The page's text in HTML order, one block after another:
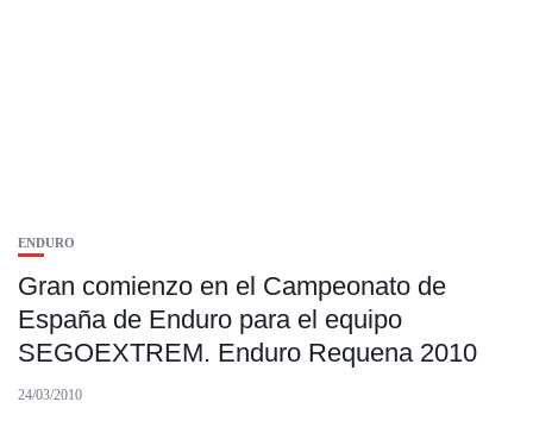
ENDURO
Gran comienzo en el Campeonato de
España de Enduro para el equipo
SEGOEXTREM. Enduro Requena 2010
24/03/2010